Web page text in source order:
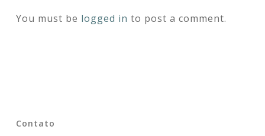
You must be logged in to post a comment.
Contato